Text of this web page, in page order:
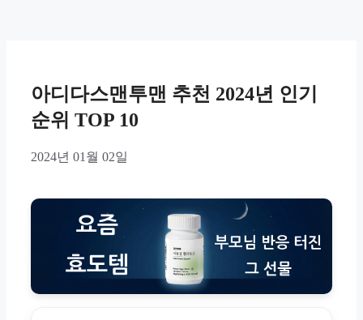
아디다스맨투맨 추천 2024년 인기
순위 TOP 10
2024년 01월 02일